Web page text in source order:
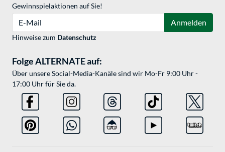
Gewinnspielaktionen auf Sie!
Anmelden
Hinweise zum Datenschutz
Folge ALTERNATE auf:
Über unsere Social-Media-Kanäle sind wir Mo-Fr 9:00 Uhr -
17:00 Uhr für Sie da.